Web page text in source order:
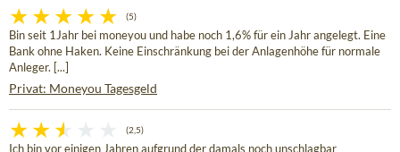
(5)
Bin seit 1Jahr bei moneyou und habe noch 1,6% für ein Jahr angelegt. Eine
Bank ohne Haken. Keine Einschränkung bei der Anlagenhöhe für normale
Anleger. [...]
Privat: Moneyou Tagesgeld
(2,5)
Ich bin vor einigen Jahren aufgrund der damals noch unschlagbar